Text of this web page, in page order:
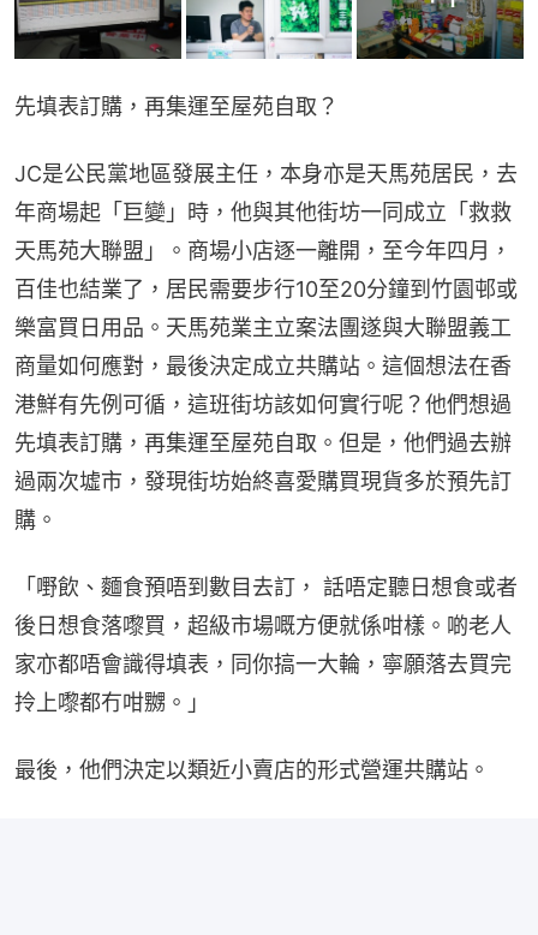
先填表訂購，再集運至屋苑自取？
JC是公民黨地區發展主任，本身亦是天馬苑居民，去
年商場起「巨變」時，他與其他街坊一同成立「救救
天馬苑大聯盟」。商場小店逐一離開，至今年四月，
百佳也結業了，居民需要步行10至20分鐘到竹園邨或
樂富買日用品。天馬苑業主立案法團遂與大聯盟義工
商量如何應對，最後決定成立共購站。這個想法在香
港鮮有先例可循，這班街坊該如何實行呢？他們想過
先填表訂購，再集運至屋苑自取。但是，他們過去辦
過兩次墟市，發現街坊始終喜愛購買現貨多於預先訂
購。
「嘢飲、麵食預唔到數目去訂， 話唔定聽日想食或者
後日想食落嚟買，超級市場嘅方便就係咁樣。啲老人
家亦都唔會識得填表，同你搞一大輪，寧願落去買完
拎上嚟都冇咁嬲。」
最後，他們決定以類近小賣店的形式營運共購站。